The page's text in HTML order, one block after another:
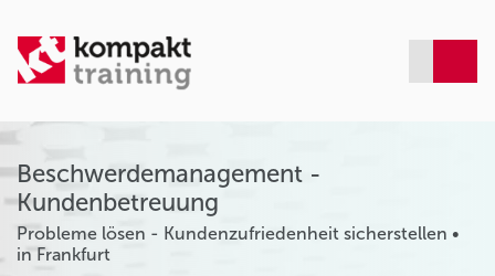
Beschwerdemanagement -
Kundenbetreuung
Probleme lösen - Kundenzufriedenheit sicherstellen •
in Frankfurt